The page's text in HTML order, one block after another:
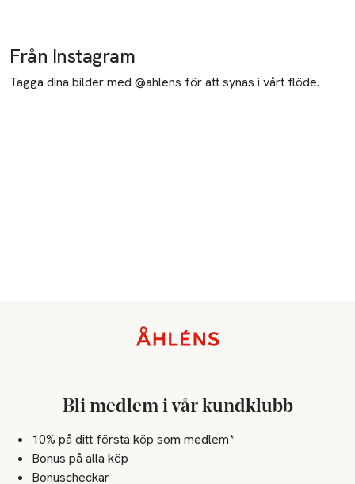
SKU: 27305572
Från Instagram
Tagga dina bilder med @ahlens för att synas i vårt flöde.
Bli medlem i vår kundklubb
10% på ditt första köp som medlem*
Bonus på alla köp
Bonuscheckar